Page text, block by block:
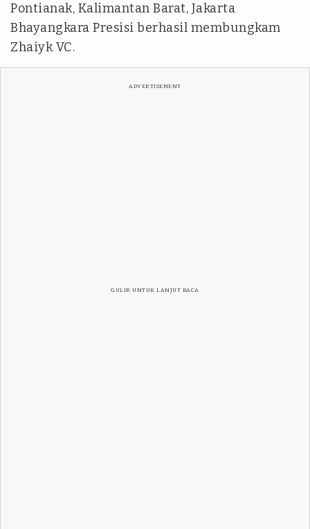
Pontianak, Kalimantan Barat, Jakarta
Bhayangkara Presisi berhasil membungkam
Zhaiyk VC.
ADVERTISEMENT
GULIR UNTUK LANJUT BACA